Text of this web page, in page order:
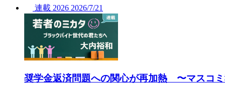
連載 2026 2026/7/21
奨学金返済問題への関心が再加熱 〜マスコ